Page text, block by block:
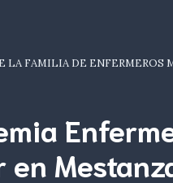
LA FAMILIA DE ENFERMEROS
en